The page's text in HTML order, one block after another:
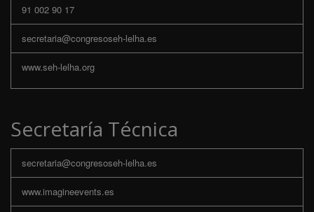
91 002 90 17
secretaria@congresoseh-lelha.es
www.seh-lelha.org
Secretaría Técnica
secretaria@congresoseh-lelha.es
www.imagineevents.es